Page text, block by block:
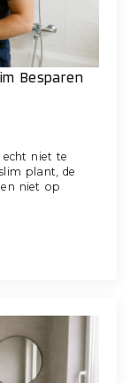
Besparen
niet te
plant, de
niet op